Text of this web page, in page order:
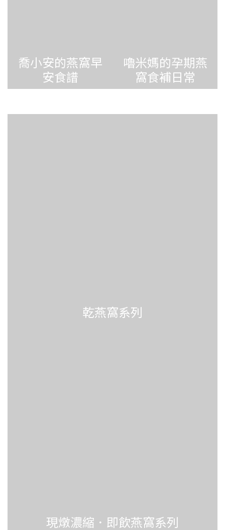
喬小安的燕窩早
安食譜
嚕米媽的孕期燕
窩食補日常
乾燕窩系列
現燉濃縮．即飲燕窩系列